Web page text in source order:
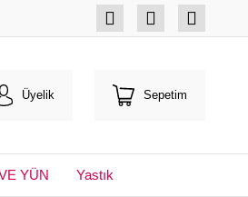
Üyelik Sepetim
YÜN Yastık